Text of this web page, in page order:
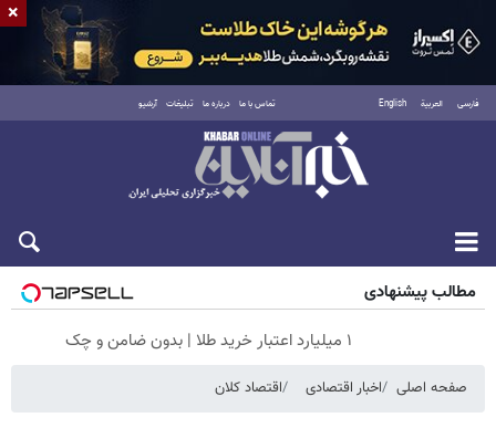
فارسی العربية English تماس با ما درباره ما تبلیغات آرشیو
جمعه ۱۶ مرداد ۱۴۰۵
مطالب پیشنهادی
۱ میلیارد اعتبار خرید طلا | بدون ضامن و چک
صفحه اصلی اخبار اقتصادی اقتصاد کلان
×